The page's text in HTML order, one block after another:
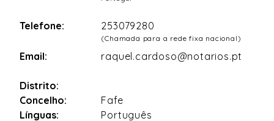
Telefone: 253079280
(Chamada para a rede fixa nacional)
Email: raquel.cardoso@notarios.pt
Distrito:
Concelho:
Fafe
Línguas:
Português